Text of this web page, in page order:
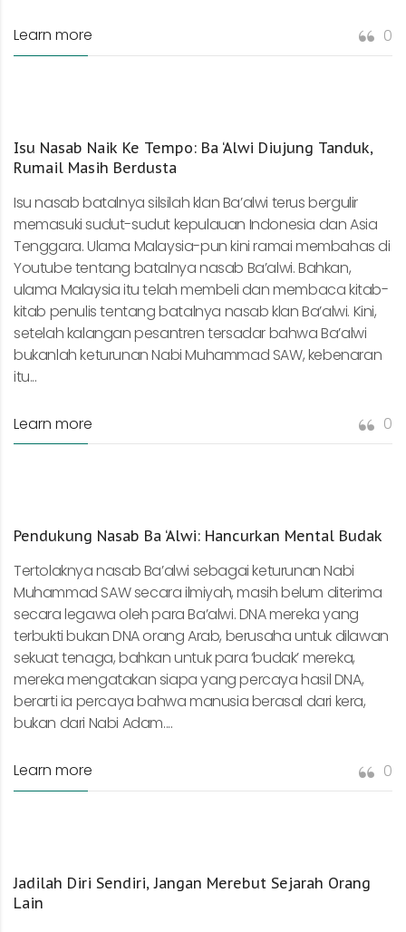
Learn more 0
Isu Nasab Naik Ke Tempo: Ba ‘Alwi Diujung Tanduk,
Rumail Masih Berdusta
Isu nasab batalnya silsilah klan Ba’alwi terus bergulir
memasuki sudut-sudut kepulauan Indonesia dan Asia
Tenggara. Ulama Malaysia-pun kini ramai membahas di
Youtube tentang batalnya nasab Ba’alwi. Bahkan,
ulama Malaysia itu telah membeli dan membaca kitab-
kitab penulis tentang batalnya nasab klan Ba’alwi. Kini,
setelah kalangan pesantren tersadar bahwa Ba’alwi
bukanlah keturunan Nabi Muhammad SAW, kebenaran
itu...
Learn more 0
Pendukung Nasab Ba ‘Alwi: Hancurkan Mental Budak
Tertolaknya nasab Ba’alwi sebagai keturunan Nabi
Muhammad SAW secara ilmiyah, masih belum diterima
secara legawa oleh para Ba’alwi. DNA mereka yang
terbukti bukan DNA orang Arab, berusaha untuk dilawan
sekuat tenaga, bahkan untuk para ‘budak’ mereka,
mereka mengatakan siapa yang percaya hasil DNA,
berarti ia percaya bahwa manusia berasal dari kera,
bukan dari Nabi Adam....
Learn more 0
Jadilah Diri Sendiri, Jangan Merebut Sejarah Orang
Lain